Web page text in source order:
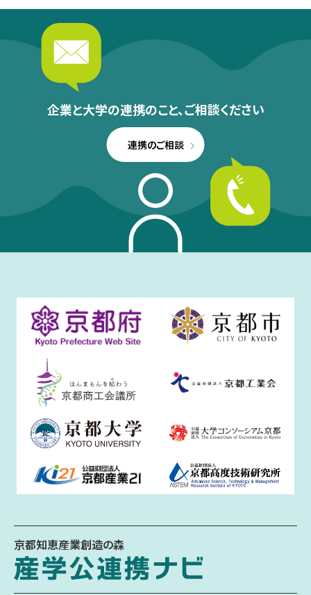
企業と大学の連携のこと、ご相談ください
連携のご相談
京都知恵産業創造の森